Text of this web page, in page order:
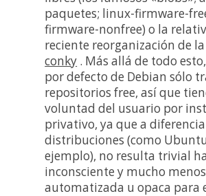
paquetes; linux-firmware-
firmware-nonfree) o la
reciente reorganización de
conky . Más allá de todo
por defecto de Debian sólo
repositorios free, así que
voluntad del usuario por
privativo, ya que a
distribuciones (como
ejemplo), no resulta trivial
inconsciente y mucho
automatizada u opaca para